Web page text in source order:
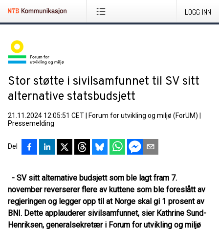
LOGG INN
Stor støtte i sivilsamfunnet til SV sitt
alternative statsbudsjett
21.11.2024 12:05:51 CET Forum for utvikling og miljø (ForUM)
Pressemelding
Del
- SV sitt alternative budsjett som ble lagt fram 7.
november reverserer flere av kuttene som ble foreslått av
regjeringen og legger opp til at Norge skal gi 1 prosent av
BNI. Dette applauderer sivilsamfunnet, sier Kathrine Sund-
Henriksen, generalsekretær i Forum for utvikling og miljø